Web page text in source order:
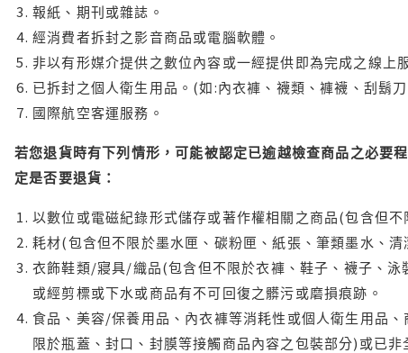
報紙、期刊或雜誌。
經消費者拆封之影音商品或電腦軟體。
非以有形媒介提供之數位內容或一經提供即為完成之線上
已拆封之個人衛生用品。(如:內衣褲、襪類、褲襪、刮鬍
國際航空客運服務。
若您退貨時有下列情形，可能被認定已逾越檢查商品之必要
定是否要退貨：
以數位或電磁紀錄形式儲存或著作權相關之商品(包含但
耗材(包含但不限於墨水匣、碳粉匣、紙張、筆類墨水、
衣飾鞋類/寢具/織品(包含但不限於衣褲、鞋子、襪子、
或經剪標或下水或商品有不可回復之髒污或磨損痕跡。
食品、美容/保養用品、內衣褲等消耗性或個人衛生用品
限於瓶蓋、封口、封膜等接觸商品內容之包裝部分)或已